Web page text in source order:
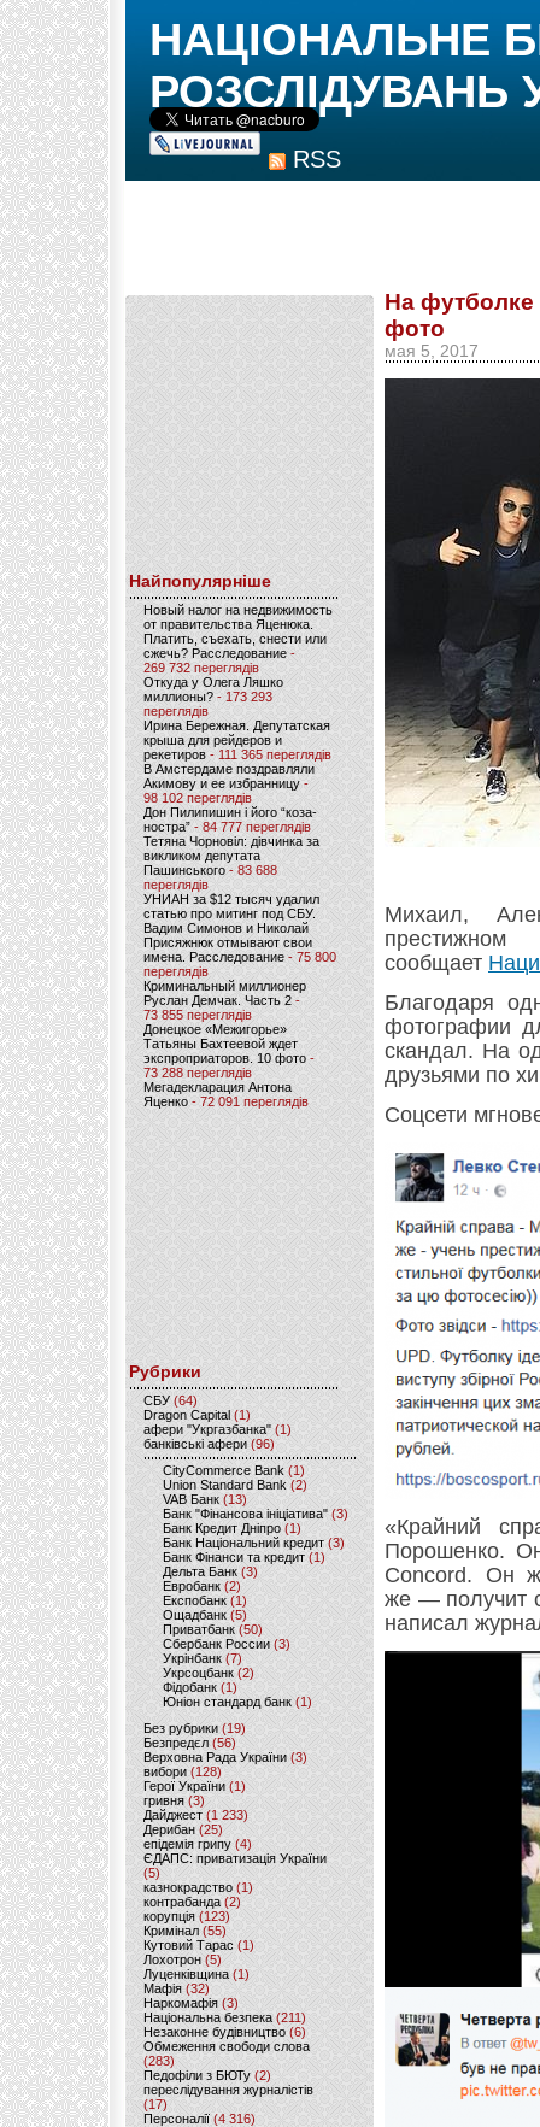
RSS
НАЦІОНАЛЬНЕ
РОЗСЛІДУВАНЬ
Найпопулярніше
Новый налог на недвижимость
от правительства Яценюка.
Платить, съехать, снести или
сжечь? Расследование-
269 732 переглядів
Откуда у Олега Ляшко
миллионы? - 173 293
переглядів
Ирина Бережная. Депутатская
крыша для рейдеров и
рекетиров - 111 365 переглядів
В Амстердаме поздравляли
Акимову и ее избранницу -
98 102 переглядів
Дон Пилипишин і його “коза-
ностра” - 84 777 переглядів
Тетяна Чорновіл: дівчинка за
викликом депутата
Пашинського- 83 688
переглядів
УНИАН за $12 тысяч удалил
статью про митинг под СБУ.
Вадим Симонов и Николай
Присяжнюк отмывают свои
имена. Расследование - 75 800
переглядів
Криминальный миллионер
Руслан Демчак. Часть 2-
73 855 переглядів
Донецкое «Межигорье»
Татьяны Бахтеевой ждет
экспроприаторов. 10 фото -
73 288 переглядів
Мегадекларация Антона
Яценко - 72 091 переглядів
Рубрики
CБУ (64)
Dragon Capital (1)
афери "Укргазбанка" (1)
банківські афери (96)
CityCommerce Bank (1)
Union Standard Bank (2)
VAB Банк (13)
Банк "Фінансова ініціатива" (3)
Банк Кредит Дніпро (1)
Банк Національний кредит (3)
Банк Фінанси та кредит (1)
Дельта Банк (3)
Евробанк(2)
Експобанк (1)
Ощадбанк(5)
Приватбанк (50)
Сбербанк России (3)
Укрінбанк(7)
Укрсоцбанк (2)
Фідобанк (1)
Юніон стандард банк(1)
Без рубрики (19)
Безпредєл(56)
Верховна Рада України (3)
вибори(128)
Герої України(1)
гривня (3)
Дайджест (1 233)
Дерибан (25)
епідемія грипу (4)
ЄДАПС: приватизація України
(5)
казнокрадство (1)
контрабанда (2)
корупція (123)
Кримінал (55)
Кутовий Тарас (1)
Лохотрон(5)
Луценківщина (1)
Мафія (32)
Наркомафія (3)
Національна безпека (211)
Незаконне будівництво(6)
Обмеження свободи слова
(283)
Педофіли з БЮТу (2)
переслідування журналістів
(17)
Персоналії (4 316)
На
фото
мая 5, 2017
Михаил,
cообщает
Благодаря
фотографии
скандал. На
друзьями по
Соцсети
«Крайний
Порошенко.
Concord. Он
же — получит
написал